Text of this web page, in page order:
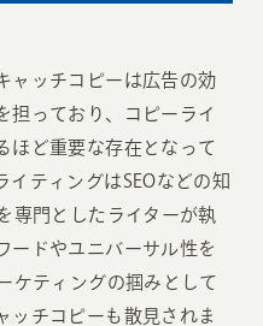
ャッチコピーは広告の効
担っており、コピーライ
ほど重要な存在となって
イティングはSEOなどの知
専門としたライターが執
ードやユニバーサル性を
ケティングの掴みとして
ッチコピーも散見されま